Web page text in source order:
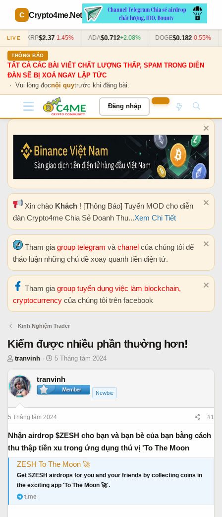
Crypto4me.Net
LIVE XRP$2.37-1.45% ADA$0.712+2.08% DOGE$0.182-0.55%
THÔNG BÁO
TẤT CẢ CÁC BÀI VIẾT CHẤT LƯỢNG THẤP, SPAM TRONG DIỄN
ĐÀN SẼ BỊ XOÁ NGAY LẬP TỨC
· Vui lòng đọcnội quytrước khi đăng bài.
Đăng nhập
Xin chào Khách ! [Thông Báo] Tuyển MOD cho diễn
đàn Crypto4me Chia Sẻ Doanh Thu...Xem Chi Tiết
Tham gia group telegram và chanel của chúng tôi để
thảo luận những chủ đề xoay quanh tiền điện tử.
Tham gia group tuyển dụng việc làm blockchain,
cryptocurrency của chúng tôi trên facebook
Kinh Nghiệm Trader
Kiếm được nhiều phần thưởng hơn!
T
h
r
e
a
d
s
a
r
e
tranvinh
N
g
à
y
ắ
t
ầ
u
5 Tháng tám 2024
tranvinh
Newbie
5 Tháng tám 2024 #1
Nhận airdrop $ZESH cho bạn và bạn bè của bạn bằng cách
thu thập tiền xu trong ứng dụng thú vị 'To The Moon
ZESH To The Moon 🚀
Get $ZESH airdrops for you and your friends by collecting coins in
the exciting app 'To The Moon 🚀'.
t.me